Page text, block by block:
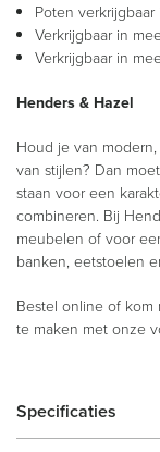
Poten
Verkrijgbaar in
Verkrijgbaar in
Henders & Hazel
Houd je van
van stijlen? Dan
staan voor een
combineren. Bij
meubelen of voor
banken, eetstoelen
Bestel online of kom
te maken met onze
Specificaties